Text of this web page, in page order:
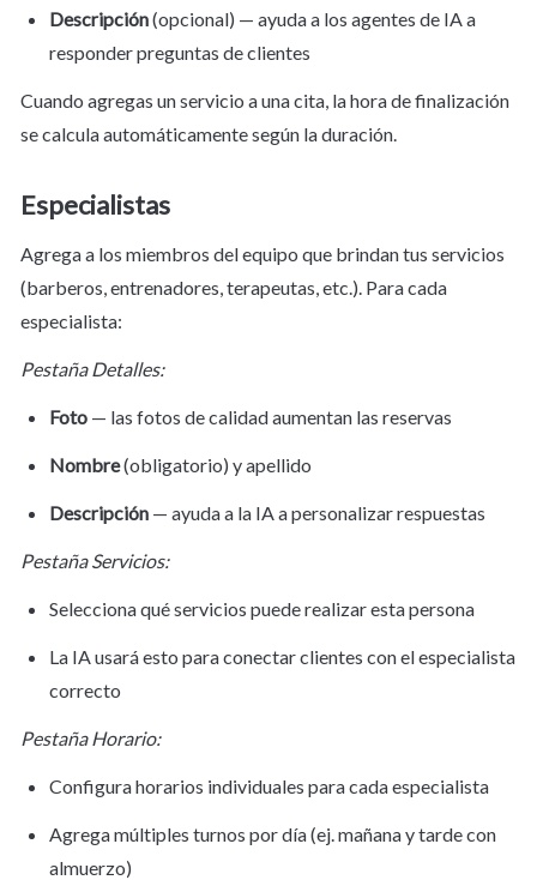
Descripción (opcional) — ayuda a los agentes de IA a
responder preguntas de clientes
Cuando agregas un servicio a una cita, la hora de finalización
se calcula automáticamente según la duración.
Especialistas
Agrega a los miembros del equipo que brindan tus servicios
(barberos, entrenadores, terapeutas, etc.). Para cada
especialista:
Pestaña Detalles:
Foto — las fotos de calidad aumentan las reservas
Nombre (obligatorio) y apellido
Descripción — ayuda a la IA a personalizar respuestas
Pestaña Servicios:
Selecciona qué servicios puede realizar esta persona
La IA usará esto para conectar clientes con el especialista
correcto
Pestaña Horario:
Configura horarios individuales para cada especialista
Agrega múltiples turnos por día (ej. mañana y tarde con
almuerzo)